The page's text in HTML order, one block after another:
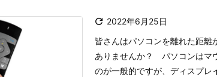
 2022年6月25日
皆さんはパソコンを離れた距離
ありませんか？ パソコンはマ
のが一般的ですが、ディスプレ